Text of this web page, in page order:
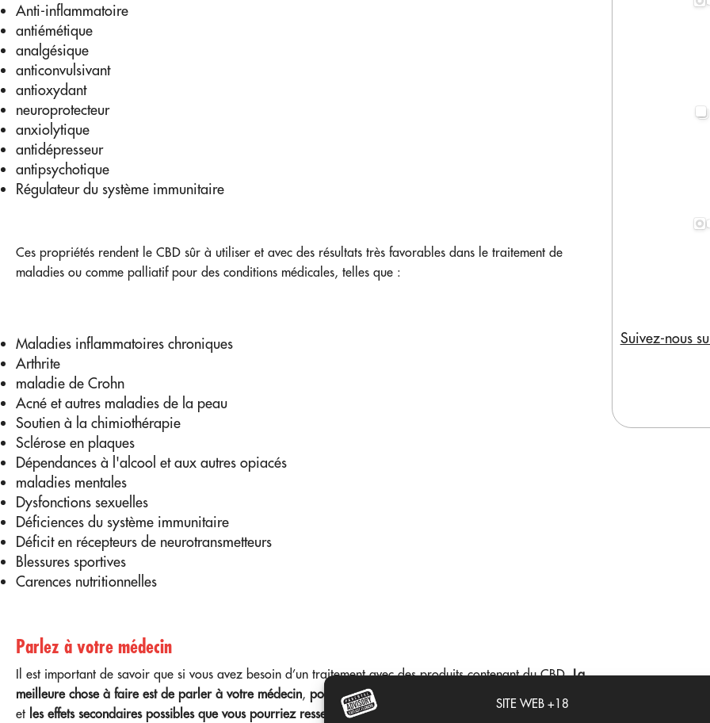
SITE WEB +18
Anti-inflammatoire
antiémétique
analgésique
anticonvulsivant
antioxydant
neuroprotecteur
anxiolytique
antidépresseur
antipsychotique
Régulateur du système immunitaire
Ces propriétés rendent le CBD sûr à utiliser et avec des résultats très favorables dans le traitement de
maladies ou comme palliatif pour des conditions médicales, telles que :
Maladies inflammatoires chroniques
Arthrite
maladie de Crohn
Acné et autres maladies de la peau
Soutien à la chimiothérapie
Sclérose en plaques
Dépendances à l'alcool et aux autres opiacés
maladies mentales
Dysfonctions sexuelles
Déficiences du système immunitaire
Déficit en récepteurs de neurotransmetteurs
Blessures sportives
Carences nutritionnelles
Parlez à votre médecin
Il est important de savoir que si vous avez besoin d’un traitement avec des produits contenant du CBD,La
meilleure chose à faire est de parler à votre médecin, pour t'expliquer
et les effets secondaires possibles que vous pourriez ressentir.
Suivez-nous